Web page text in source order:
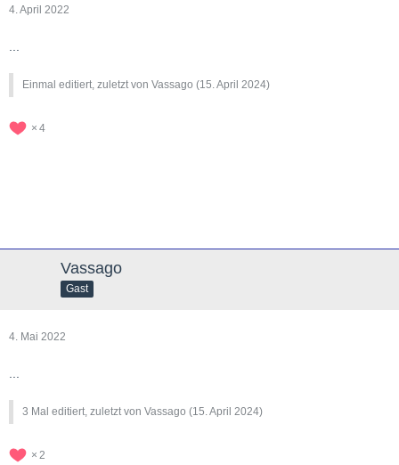
4. April 2022
Einmal editiert, zuletzt von Vassago (15. April 2024)
4
Vassago
Gast
4. Mai 2022
3 Mal editiert, zuletzt von Vassago (15. April 2024)
2